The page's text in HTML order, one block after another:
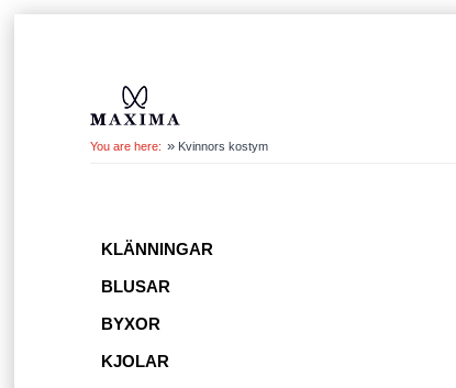
You are here: » Kvinnors kostym
KLÄNNINGAR
BLUSAR
BYXOR
KJOLAR